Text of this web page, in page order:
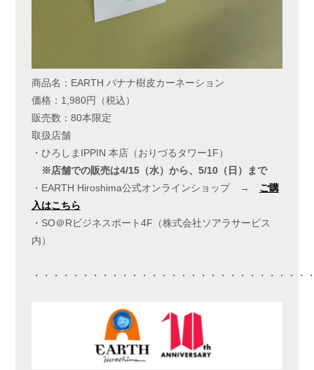
商品名：EARTH バナナ樹皮カーネーション
価格：1,980円（税込）
販売数：80本限定
取扱店舗
・ひろしまIPPIN 本店（おりづるタワー1F）
※店舗での販売は4/15（水）から、5/10（日）まで
・EARTH Hiroshima公式オンラインショップ → ご購
入はこちら
・SO＠Rビジネスポート4F（株式会社ソアラサービス
内）
・・・・・・・・・・・・・・・・・・・・・・・・・・・・